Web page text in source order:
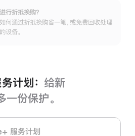
行折抵换购？
何通过折抵换购省一笔，或免费回收处理
设备。
计划： 给新
份保护。
服务计‍划